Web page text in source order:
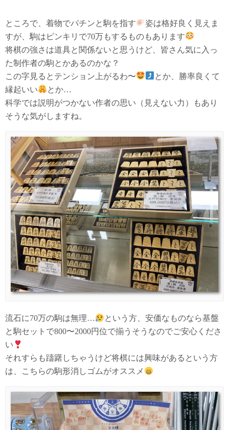
ところで、着物でパチンと駒を指す
姿は格好良く見えま
すが、駒はピンキリで70万もするものもあります
将棋の強さは道具と関係ないと思うけど、皆さん気に入っ
た制作者の駒とかあるのかな？
この字見るとテンション上がるわ〜
とか、勝率良くて
縁起いい
とか…
科学では説明がつかない作者の思い（見えない力）もあり
そうな気がしますね。
流石に70万の駒は無理…
という方、安価なものなら基盤
と駒セットで800〜2000円位で揃うそうなのでご安心くださ
い
それすらも躊躇しちゃうけど将棋には興味があるという方
は、こちらの駒形消しゴムがオススメ